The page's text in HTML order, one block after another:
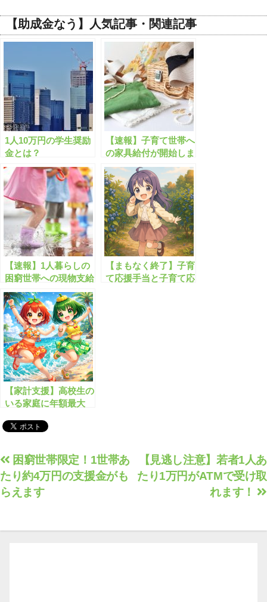
【助成金なう】人気記事・関連記事
1人10万円の学生奨励
金とは？
【速報】子育て世帯へ
の家具給付が開始しま
す！
【速報】1人暮らしの
困窮世帯への現物支給
が開始します！
【まもなく終了】子育
て応援手当と子育て応
【家計支援】高校生の
いる家庭に年額最大
金が支給されます！
投
稿
ナ
ゲ
【見逃し注意】若者1人あ
たり1万円がATMで受け取
れます！
困窮世帯限定！1世帯あ
たり約4万円の支援金がも
らえます